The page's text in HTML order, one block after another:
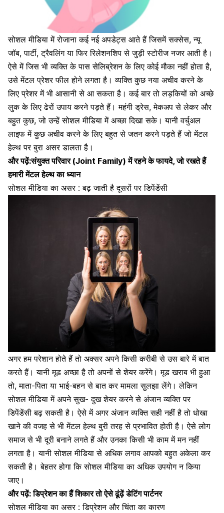
सोशल मीडिया में रोजाना कई नई अपडेट्स आते हैं जिसमें सक्सेस, न्यू
जॉब, पार्टी, ट्रैवलिंग या फिररिलेशनशिप से जुड़ी स्टोरीजनजर आती है।
ऐसे में जिस भी व्यक्ति के पास सेलिब्रेशन के लिए कोई मौका नहीं होता है,
उसे मेंटल प्रेशर फील होने लगता है। व्यक्ति कुछ नया अचीव करने के
लिए प्रेशर में भी आसानी से आ सकता है। कई बार तो लड़कियों को अच्छे
लुक के लिए ढेरों उपाय करने पड़ते हैं। महंगी ड्रेस, मेकअप से लेकर और
बहुत कुछ, जो उन्हें सोशल मीडिया में अच्छा दिखा सके। यानी वर्चुअल
लाइफ में कुछ अचीव करने के लिए बहुत से जतन करने पड़ते हैं जो मेंटल
हेल्थ पर बुरा असर डालता है।
और पढ़ें:संयुक्त परिवार (Joint Family) में रहने के फायदे, जो रखते हैं
हमारी मेंटल हेल्थ का ध्यान
सोशल मीडिया का असर : बढ़ जाती है दूसरों पर डिपेंडेंसी
अगर हम परेशान होते हैं तो अक्सर अपने किसी करीबी से उस बारे में बात
करते हैं। यानी मूड अच्छा है तो अपनों से शेयर करेंगे। मूड खराब भी हुआ
तो,माता-पिता या भाई-बहन से बात कर मामला सुलझा लेंगे। लेकिन
सोशल मीडिया में अपने सुख- दुख शेयर करने से अंजान व्यक्ति पर
डिपेंडेंसी बढ़ सकती है। ऐसे में अगर अंजान व्यक्ति सही नहीं है तो धोखा
खाने की वजह से भी मेंटल हेल्थ बुरी तरह से प्रभावित होती है। ऐसे लोग
समाज से भी दूरी बनाने लगते हैं और उनका किसी भी काम में मन नहीं
लगता है। यानी सोशल मीडिया से अधिक लगाव आपको बहुत अकेला कर
सकती है। बेहतर होगा कि सोशल मीडिया का अधिक उपयोग न किया
जाए।
और पढ़ें:डिप्रेशन का हैं शिकार तो ऐसे ढूंढ़ें डेटिंग पार्टनर
सोशल मीडिया का असर : डिप्रेशन और चिंता का कारण